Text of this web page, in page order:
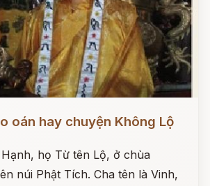
oán hay chuyện Không Lộ
họ Từ tên Lộ, ở chùa
núi Phật Tích. Cha tên là Vinh,